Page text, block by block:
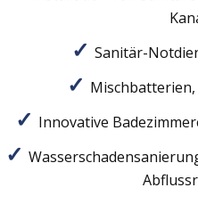
Sanitär-
Innovative